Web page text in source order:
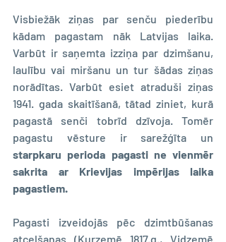
Visbiežāk ziņas par senču piederību
kādam pagastam nāk Latvijas laika.
Varbūt ir saņemta izziņa par dzimšanu,
laulību vai miršanu un tur šādas ziņas
norādītas. Varbūt esiet atraduši ziņas
1941. gada skaitīšanā, tātad ziniet, kurā
pagastā senči tobrīd dzīvoja. Tomēr
starpkaru perioda pagasti ne vienmēr
sakrita ar Krievijas impērijas laika
pagastiem.
Pagasti izveidojās pēc dzimtbūšanas
atcelšanas (Kurzemē 1817.g., Vidzemē